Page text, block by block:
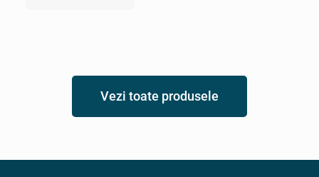
Vezi toate produsele